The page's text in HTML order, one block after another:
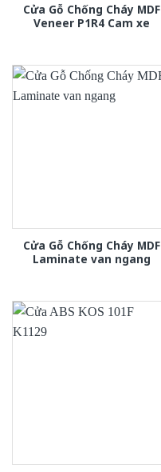
Cửa Gỗ Chống Cháy MDF
Veneer P1R4 Cam xe
Cửa Gỗ Chống Cháy MDF
Laminate van ngang